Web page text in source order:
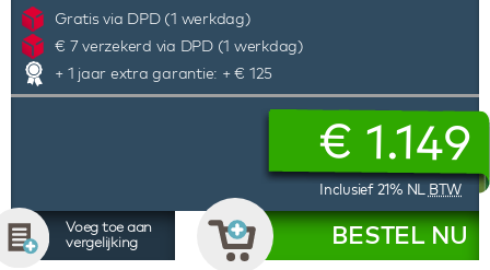
Gratis via DPD (1 werkdag)
€ 7 verzekerd via DPD (1 werkdag)
+ 1 jaar extra garantie: + € 125
€ 1.149
Inclusief 21% NL BTW
Voeg toe aan
vergelijking
BESTEL NU